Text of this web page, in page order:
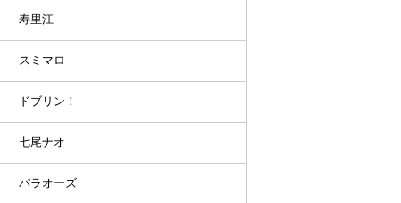
寿里江
スミマロ
ドブリン！
七尾ナオ
パラオーズ